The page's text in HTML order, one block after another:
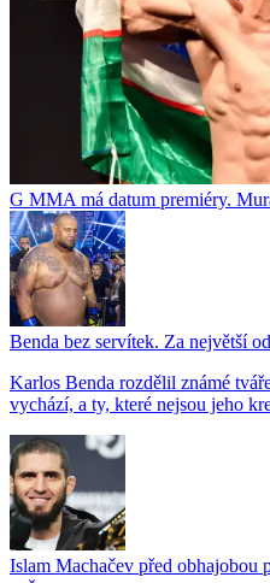
G MMA má datum premiéry.
Benda bez servítek. Za největší
Karlos Benda rozdělil známé
vychází, a ty, které nejsou jeho
Islam Machačev před obhajobou